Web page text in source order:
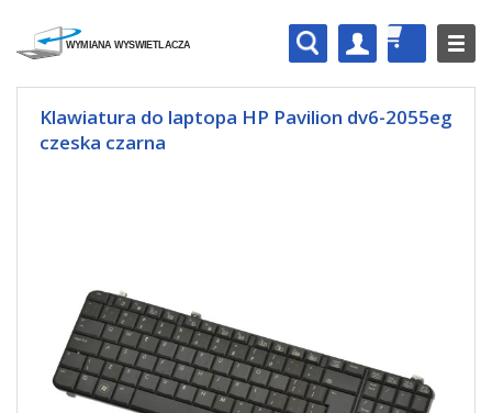
Klawiatura do laptopa HP Pavilion dv6-2055eg
czeska czarna